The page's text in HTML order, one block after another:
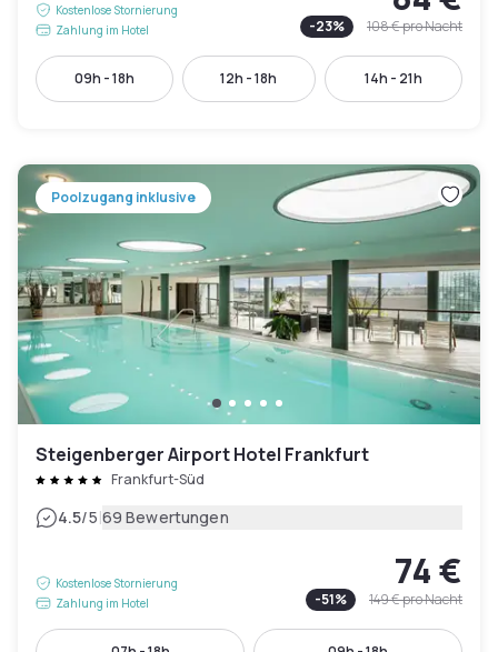
Kostenlose Stornierung
Zahlung im Hotel
-23% 108 €pro Nacht
09h - 18h 12h - 18h 14h - 21h
Poolzugang inklusive
Steigenberger Airport Hotel Frankfurt
Frankfurt-Süd
4.5/5|69 Bewertungen
Kostenlose Stornierung
Zahlung im Hotel
74 €
-51% 149 €pro Nacht